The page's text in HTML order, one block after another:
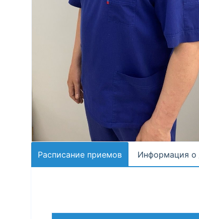
Расписание приемов Информация о